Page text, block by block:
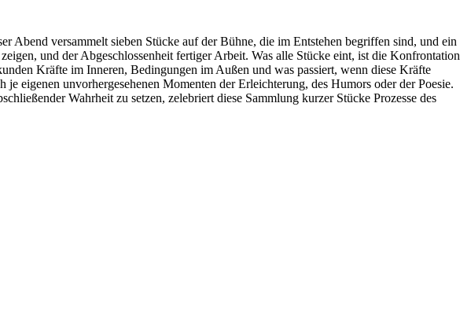
versammelt sieben Stücke auf der Bühne, die im Entstehen begriffen sind, und ein
und der Abgeschlossenheit fertiger Arbeit. Was alle Stücke eint, ist die Konfrontation
Kräfte im Inneren, Bedingungen im Außen und was passiert, wenn diese Kräfte
eigenen unvorhergesehenen Momenten der Erleichterung, des Humors oder der Poesie.
Wahrheit zu setzen, zelebriert diese Sammlung kurzer Stücke Prozesse des